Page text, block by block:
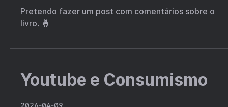
Pretendo fazer um post com comentários sobre o
livro. 🤞
Youtube e Consumismo